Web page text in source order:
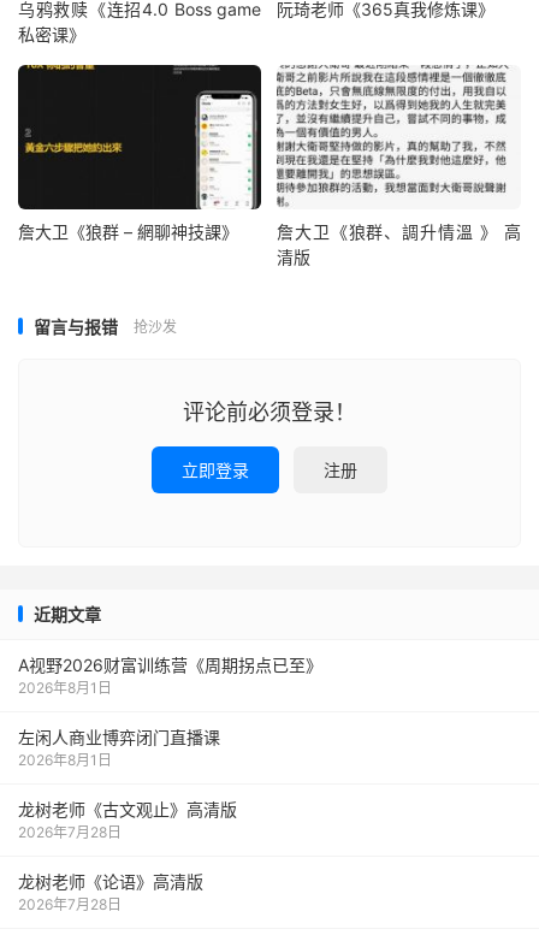
乌鸦救赎《连招4.0 Boss game
私密课》
阮琦老师《365真我修炼课》
詹大卫《狼群 – 網聊神技課》
詹大卫《狼群、調升情‬溫 》 高
清版
留言与报错 抢沙发
评论前必须登录！
立即登录 注册
近期文章
A视野2026财富训练营《周期拐点已至》
2026年8月1日
左闲人商业博弈闭门直播课
2026年8月1日
龙树老师《古文观止》高清版
2026年7月28日
龙树老师《论语》高清版
2026年7月28日